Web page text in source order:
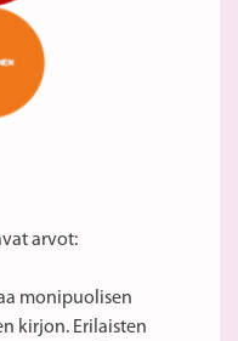
arvot:
monipuolisen
kirjon. Erilaisten